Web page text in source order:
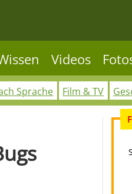
Videos
Sprache Film & TV